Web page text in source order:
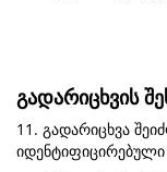
გადარიცხვის
11. გადარიცხვა